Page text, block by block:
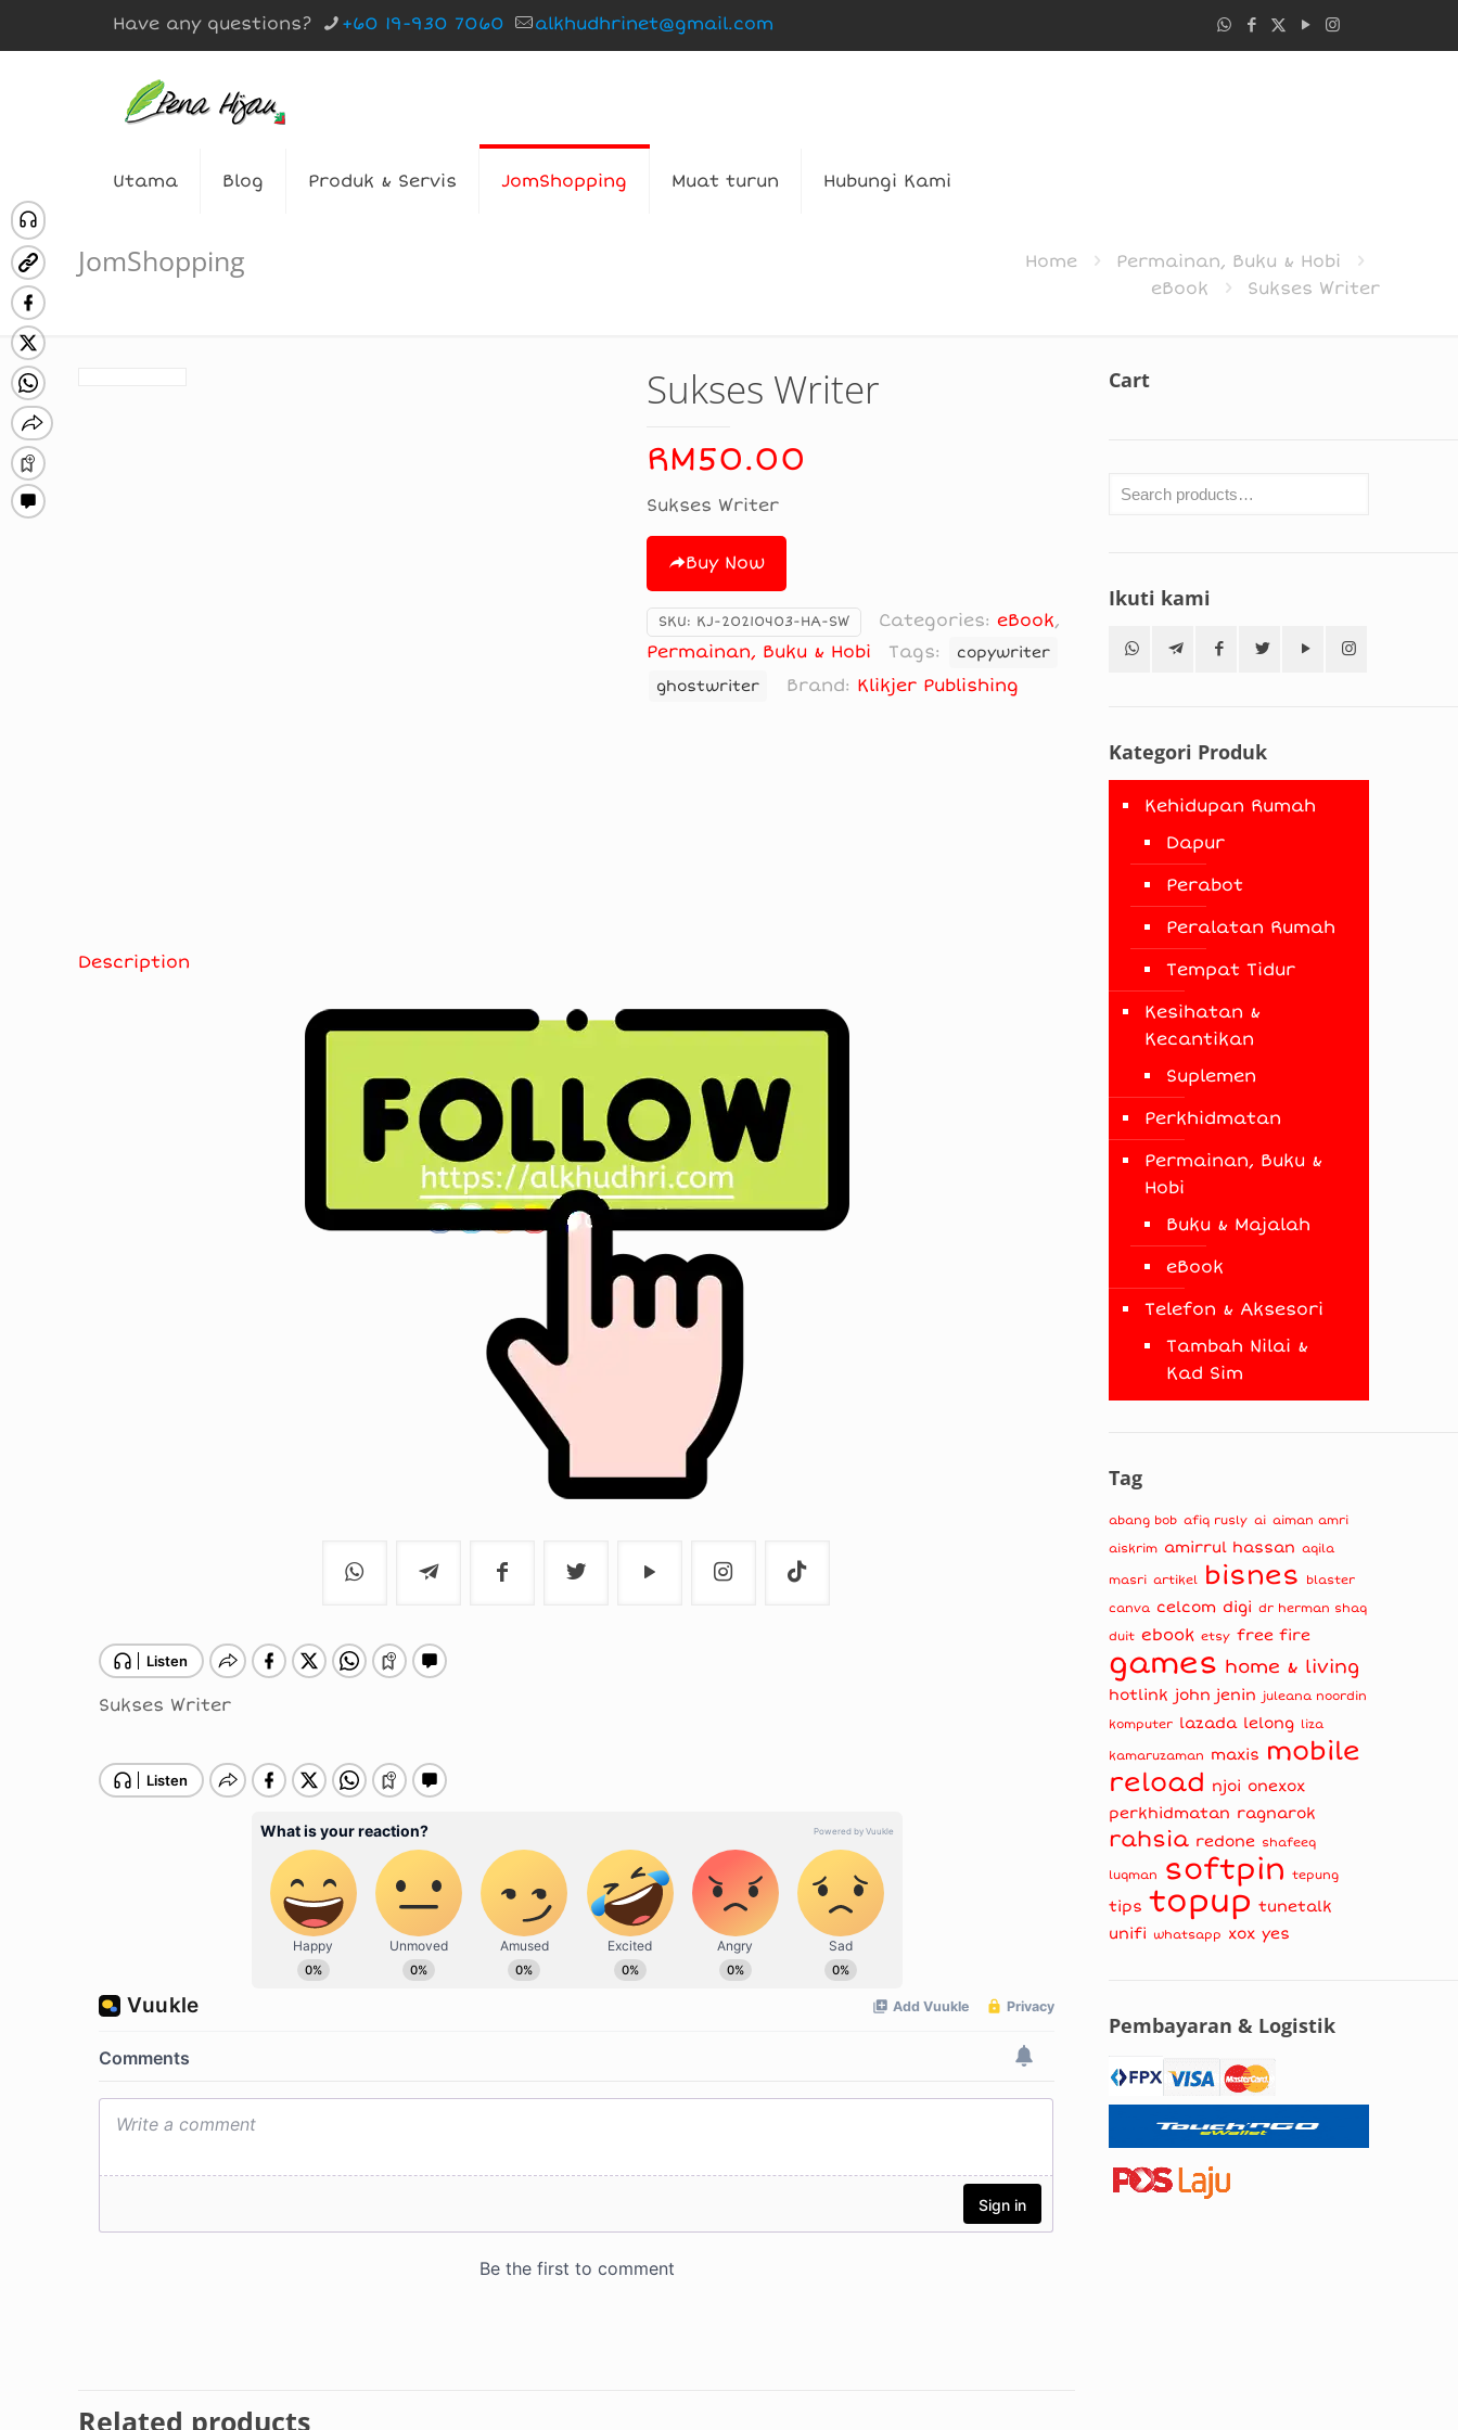
Have any questions? +60 19-930 7060 alkhudhrinet@gmail.com
Utama Blog Produk & Servis JomShopping Muat turun Hubungi Kami
JomShopping Home
Permainan, Buku & Hobi
eBook
Sukses Writer
Sukses Writer
RM50.00
Sukses Writer
Buy Now
SKU: KJ-20210403-HA-SW Categories:eBook,
Permainan, Buku & Hobi
Tags:
copywriter
ghostwriter
Brand: Klikjer Publishing
Description
Sukses Writer
Related products
Cart
Ikuti kami
Kategori Produk
Kehidupan Rumah
Dapur
Perabot
Peralatan Rumah
Tempat Tidur
Kesihatan &
Kecantikan
Suplemen
Perkhidmatan
Permainan, Buku &
Hobi
Buku & Majalah
eBook
Telefon & Aksesori
Tambah Nilai &
Kad Sim
Tag
abang bob afiq rusly ai aiman amri
aiskrim amirrul hassan aqila
masri artikel bisnes
blaster
canva celcom digi dr herman shaq
duit ebook etsy free fire
games home & living
hotlink john jenin
juleana noordin
komputer lazada lelong liza
kamaruzaman maxis mobile
reload njoi onexox
perkhidmatan ragnarok
rahsia redone shafeeq
luqman softpin tepung
tips topup tunetalk
unifi whatsapp xox yes
Pembayaran & Logistik